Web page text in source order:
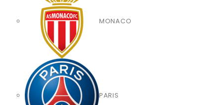
MONACO
PARIS